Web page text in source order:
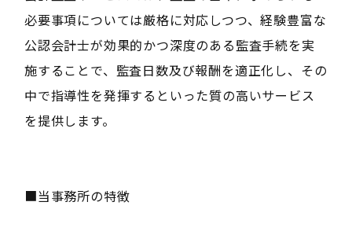
必要事項については厳格に対応しつつ、経験豊富な
公認会計士が効果的かつ深度のある監査手続を実
施することで、監査日数及び報酬を適正化し、その
中で指導性を発揮するといった質の高いサービス
を提供します。
■当事務所の特徴